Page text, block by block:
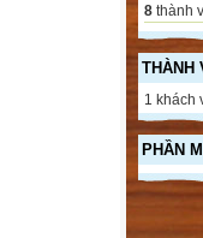
8 thành
THÀNH
1 khách
PHẦN